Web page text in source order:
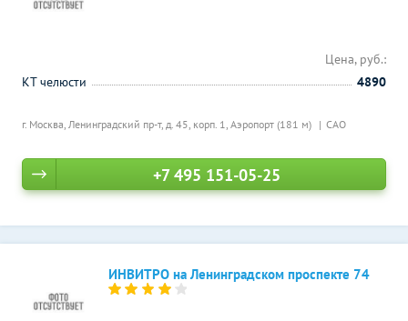
г. Москва, Ленинградский пр-т, д. 45, корп. 1, Аэропорт (181 м) САО
Цена, руб.:
КТ челюсти
4890
+7 495 151-05-25
ИНВИТРО на Ленинградском проспекте 74